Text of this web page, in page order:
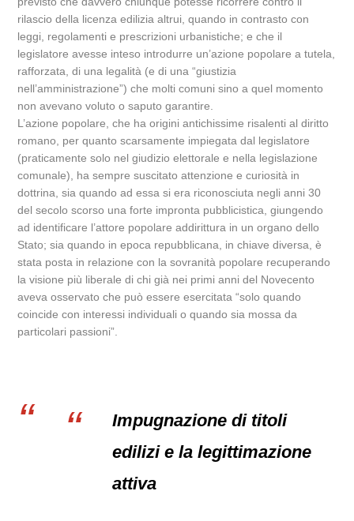
rilascio della licenza edilizia altrui, quando in contrasto con
leggi, regolamenti e prescrizioni urbanistiche; e che il
legislatore avesse inteso introdurre un’azione popolare a tutela,
rafforzata, di una legalità (e di una “giustizia
nell’amministrazione”) che molti comuni sino a quel momento
non avevano voluto o saputo garantire.
L’azione popolare, che ha origini antichissime risalenti al diritto
romano, per quanto scarsamente impiegata dal legislatore
(praticamente solo nel giudizio elettorale e nella legislazione
comunale), ha sempre suscitato attenzione e curiosità in
dottrina, sia quando ad essa si era riconosciuta negli anni 30
del secolo scorso una forte impronta pubblicistica, giungendo
ad identificare l’attore popolare addirittura in un organo dello
Stato; sia quando in epoca repubblicana, in chiave diversa, è
stata posta in relazione con la sovranità popolare recuperando
la visione più liberale di chi già nei primi anni del Novecento
aveva osservato che può essere esercitata “solo quando
coincide con interessi individuali o quando sia mossa da
particolari passioni”.
Impugnazione di titoli
edilizi e la legittimazione
attiva